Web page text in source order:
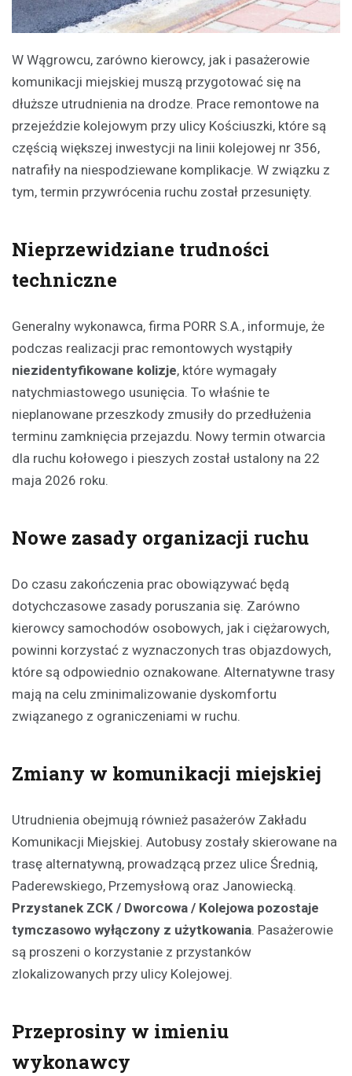
W Wągrowcu, zarówno kierowcy, jak i pasażerowie
komunikacji miejskiej muszą przygotować się na
dłuższe utrudnienia na drodze. Prace remontowe na
przejeździe kolejowym przy ulicy Kościuszki, które są
częścią większej inwestycji na linii kolejowej nr 356,
natrafiły na niespodziewane komplikacje. W związku z
tym, termin przywrócenia ruchu został przesunięty.
Nieprzewidziane trudności
techniczne
Generalny wykonawca, firma PORR S.A., informuje, że
podczas realizacji prac remontowych wystąpiły
niezidentyfikowane kolizje, które wymagały
natychmiastowego usunięcia. To właśnie te
nieplanowane przeszkody zmusiły do przedłużenia
terminu zamknięcia przejazdu. Nowy termin otwarcia
dla ruchu kołowego i pieszych został ustalony na 22
maja 2026 roku.
Nowe zasady organizacji ruchu
Do czasu zakończenia prac obowiązywać będą
dotychczasowe zasady poruszania się. Zarówno
kierowcy samochodów osobowych, jak i ciężarowych,
powinni korzystać z wyznaczonych tras objazdowych,
które są odpowiednio oznakowane. Alternatywne trasy
mają na celu zminimalizowanie dyskomfortu
związanego z ograniczeniami w ruchu.
Zmiany w komunikacji miejskiej
Utrudnienia obejmują również pasażerów Zakładu
Komunikacji Miejskiej. Autobusy zostały skierowane na
trasę alternatywną, prowadzącą przez ulice Średnią,
Paderewskiego, Przemysłową oraz Janowiecką.
Przystanek ZCK / Dworcowa / Kolejowa pozostaje
tymczasowo wyłączony z użytkowania. Pasażerowie
są proszeni o korzystanie z przystanków
zlokalizowanych przy ulicy Kolejowej.
Przeprosiny w imieniu
wykonawcy